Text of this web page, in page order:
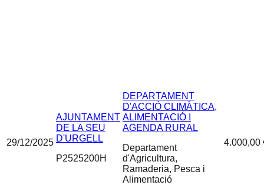
29/12/2025
AJUNTAMENT
DE LA SEU
D'URGELL
P2525200H
DEPARTAMENT
D'ACCIÓ CLIMÀTICA,
ALIMENTACIÓ I
AGENDA RURAL
Departament
d'Agricultura,
Ramaderia, Pesca i
Alimentació
4.000,00